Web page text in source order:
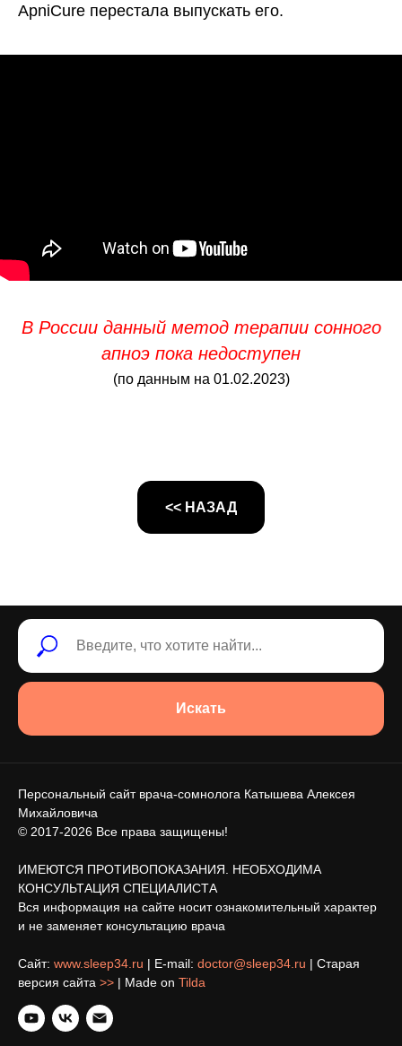
ApniCure перестала выпускать его.
В России данный метод терапии сонного
апноэ пока недоступен
(по данным на 01.02.2023)
<< НАЗАД
Искать
Персональный сайт врача-сомнолога Катышева Алексея
Михайловича
© 2017-2026 Все права защищены!
ИМЕЮТСЯ ПРОТИВОПОКАЗАНИЯ. НЕОБХОДИМА
КОНСУЛЬТАЦИЯ СПЕЦИАЛИСТА
Вся информация на сайте носит ознакомительный характер
и не заменяет консультацию врача
Сайт: www.sleep34.ru | E-mail: doctor@sleep34.ru | Старая
версия сайта >> | Made on Tilda